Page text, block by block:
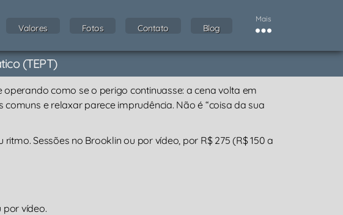
Valores Fotos Contato Blog
Mais
(TEPT)
como se o perigo continuasse: a cena volta em
e relaxar parece imprudência. Não é “coisa da sua
Sessões no Brooklin ou por vídeo, por R$ 275 (R$ 150 a
vídeo.